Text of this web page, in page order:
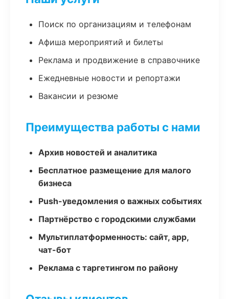
Поиск по организациям и телефонам
Афиша мероприятий и билеты
Реклама и продвижение в справочнике
Ежедневные новости и репортажи
Вакансии и резюме
Преимущества работы с нами
Архив новостей и аналитика
Бесплатное размещение для малого
бизнеса
Push-уведомления о важных событиях
Партнёрство с городскими службами
Мультиплатформенность: сайт, app,
чат-бот
Реклама с таргетингом по району